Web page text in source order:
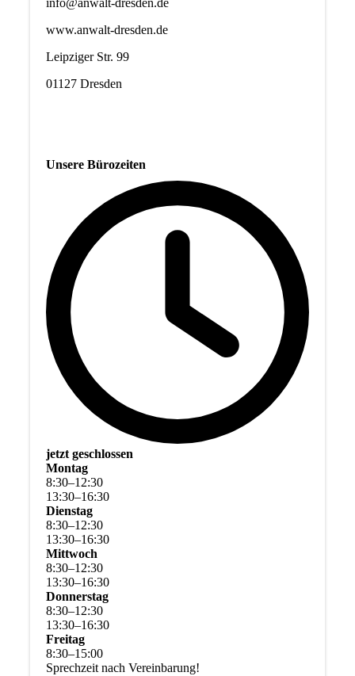
info@anwalt-dresden.de
www.anwalt-dresden.de
Leipziger Str. 99
01127 Dresden
Unsere Bürozeiten
jetzt geschlossen
Montag
8:30–12:30
13:30–16:30
Dienstag
8:30–12:30
13:30–16:30
Mittwoch
8:30–12:30
13:30–16:30
Donnerstag
8:30–12:30
13:30–16:30
Freitag
8:30–15:00
Sprechzeit nach Vereinbarung!